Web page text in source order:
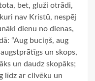
bet, gluži otrādi,
nav Kristū, nespēj
dienu no dienas,
“Aug buciņš, aug
un skops,
un daudz skopāks;
līdz ar cilvēku un